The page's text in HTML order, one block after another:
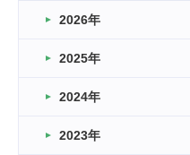
2026.03.16
車いすバスケとRくんのお話
卒業・卒園の季節★
2026年
2025年
2024年
2023年